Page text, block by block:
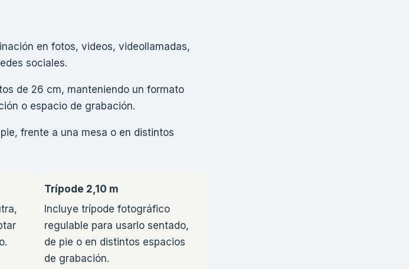
en fotos, videos, videollamadas,
sociales.
de 26 cm, manteniendo un formato
o espacio de grabación.
frente a una mesa o en distintos
Trípode 2,10 m
Incluye trípode fotográfico
regulable para usarlo sentado,
de pie o en distintos espacios
de grabación.